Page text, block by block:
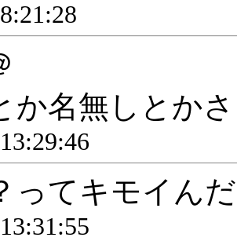
か名無しとか
ってキモイん